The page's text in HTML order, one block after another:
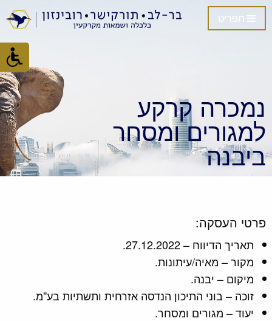
נמכרה קרקע
למגורים ומסחר
ביבנה
פרטי העסקה:
תאריך הדיווח – 27.12.2022.
מקור – מאיה/עיתונות.
מיקום – יבנה.
זוכה – בוני התיכון הנדסה אזרחית ותשתיות בע"מ.
יעוד – מגורים ומסחר.